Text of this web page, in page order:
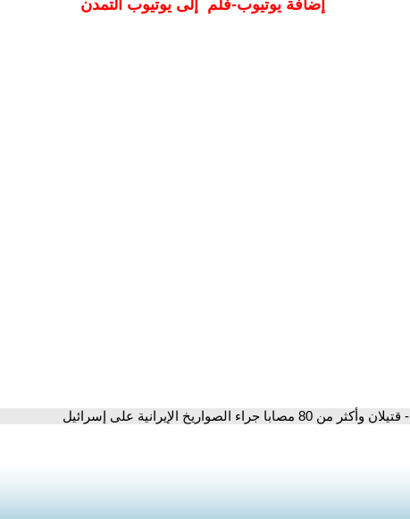
إضافة يوتيوب-فلم إلى يوتيوب التمدن
- قتيلان وأكثر من 80 مصابا جراء الصواريخ الإيرانية على إسرائيل